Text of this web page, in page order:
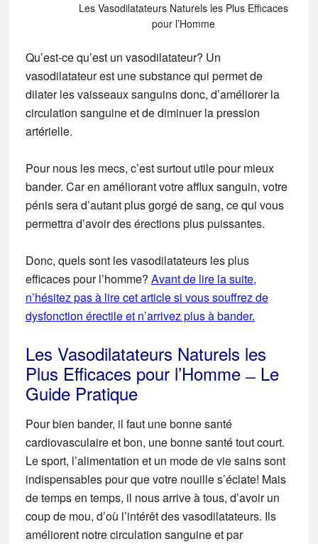
Les Vasodilatateurs Naturels les Plus Efficaces
pour l’Homme
Qu’est-ce qu’est un vasodilatateur? Un
vasodilatateur est une substance qui permet de
dilater les vaisseaux sanguins donc, d’améliorer la
circulation sanguine et de diminuer la pression
artérielle.
Pour nous les mecs, c’est surtout utile pour mieux
bander. Car en améliorant votre afflux sanguin, votre
pénis sera d’autant plus gorgé de sang, ce qui vous
permettra d’avoir des érections plus puissantes.
Donc, quels sont les vasodilatateurs les plus
efficaces pour l’homme? Avant de lire la suite,
n’hésitez pas à lire cet article si vous souffrez de
dysfonction érectile et n’arrivez plus à bander.
Les Vasodilatateurs Naturels les
Plus Efficaces pour l’Homme ̶ Le
Guide Pratique
Pour bien bander, il faut une bonne santé
cardiovasculaire et bon, une bonne santé tout court.
Le sport, l’alimentation et un mode de vie sains sont
indispensables pour que votre nouille s’éclate! Mais
de temps en temps, il nous arrive à tous, d’avoir un
coup de mou, d’où l’intérêt des vasodilatateurs. Ils
améliorent notre circulation sanguine et par